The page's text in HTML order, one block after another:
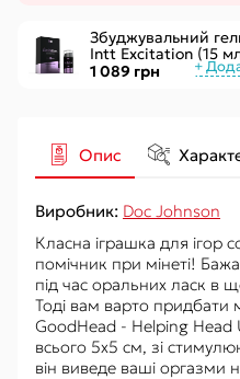
Збуджувальний
Intt Excitation (15
екстрактом
женьшеню, з
1 089 грн
Опис
Виробник: Doc Johnson
Класна іграшка для ігор
помічник при мінеті!
під час оральних ласк в
Тоді вам варто придбати
GoodHead - Helping Head
всього 5х5 см, зі
він виведе ваші оргазми